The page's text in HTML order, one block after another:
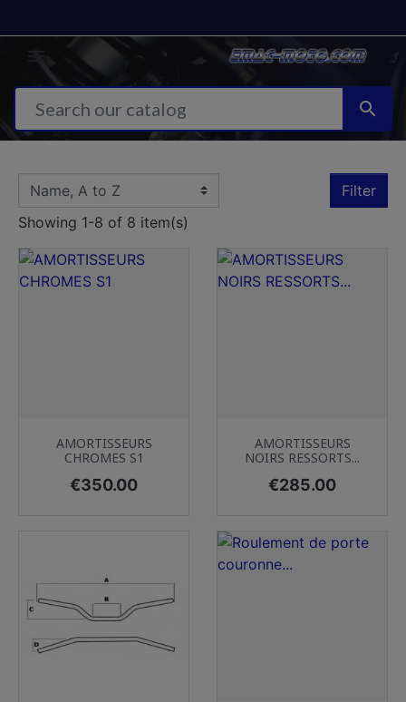

Filter
Showing 1-8 of 8 item(s)
AMORTISSEURS
CHROMES S1
Price
€350.00
AMORTISSEURS
NOIRS RESSORTS...
Price
€285.00